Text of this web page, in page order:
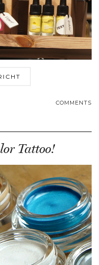
COMMENTS
Tattoo!